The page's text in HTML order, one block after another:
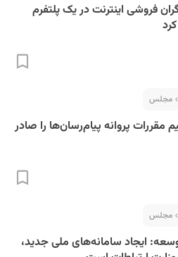
فروشی اینترنت در یک پلتفرم
مجلس
مقررات پروانه پیام‌رسان‌ها را صادر
مجلس
ایجاد سامانه‌های ملی جدید،